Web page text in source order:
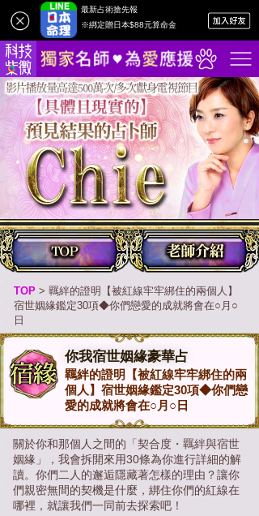
最新占術搶先報
※綁定贈日本$88元算命金
TOP > 羈絆的證明【被紅線牢牢綁住的兩個人】
宿世姻緣鑑定30項◆你們戀愛的成就將會在○月○
日
你我宿世姻緣豪華占
羈絆的證明【被紅線牢牢綁住的兩
個人】宿世姻緣鑑定30項◆你們戀
愛的成就將會在○月○日
關於你和那個人之間的「契合度・羈絆與宿世
姻緣」，我會拆開來用30條為你進行詳細的解
讀。你們二人的邂逅隱藏著怎樣的理由？讓你
們親密無間的契機是什麼，綁住你們的紅線在
哪裡，就讓我們一同前去探索吧！